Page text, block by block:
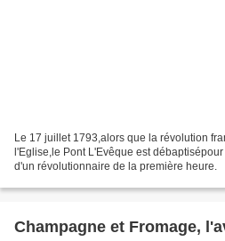
Le 17 juillet 1793,alors que la révolution
l'Eglise,le Pont L'Evêque est
d'un révolutionnaire de la première heure.
Champagne et Fromage,